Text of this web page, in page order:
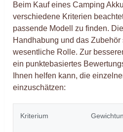
Beim Kauf eines Camping
verschiedene Kriterien
passende Modell zu finden.
Handhabung und das
wesentliche Rolle. Zur
ein punktebasiertes
Ihnen helfen kann, die
einzuschätzen:
Kriterium